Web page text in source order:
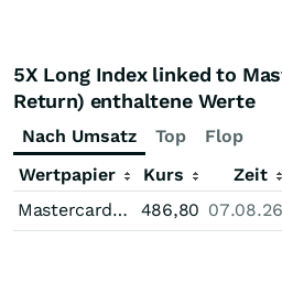
5X Long Index linked to
Return) enthaltene Werte
Nach Umsatz Top
Flop
Wertpapier
Kurs Zeit
Mastercard Registered (A)
486,80 07.08.26